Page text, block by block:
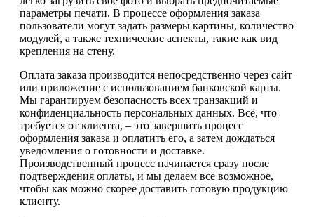
параметры печати. В процессе оформления заказа
пользователи могут задать размеры картины, количество
модулей, а также технические аспекты, такие как вид
крепления на стену.
Оплата заказа производится непосредственно через сайт
или приложение с использованием банковской карты.
Мы гарантируем безопасность всех транзакций и
конфиденциальность персональных данных. Всё, что
требуется от клиента, – это завершить процесс
оформления заказа и оплатить его, а затем дождаться
уведомления о готовности и доставке.
Производственный процесс начинается сразу после
подтверждения оплаты, и мы делаем всё возможное,
чтобы как можно скорее доставить готовую продукцию
клиенту.